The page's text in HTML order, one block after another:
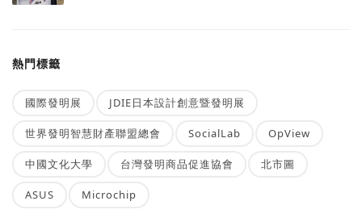
熱門標籤
國際發明展 JDIE日本設計創意暨發明展
世界發明智慧財產聯盟總會 SocialLab OpView
中國文化大學 台灣發明商品促進協會 北市圖
ASUS Microchip